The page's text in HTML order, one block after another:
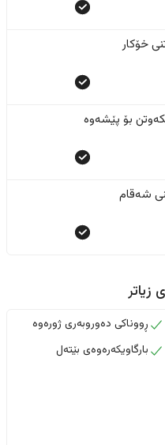
خۆکار
بۆ پێشەوە
شەقام
زیاتر
ڕووناکی دەوروبەری ژورەوە
بارگاویکەرەوەی بێتەل